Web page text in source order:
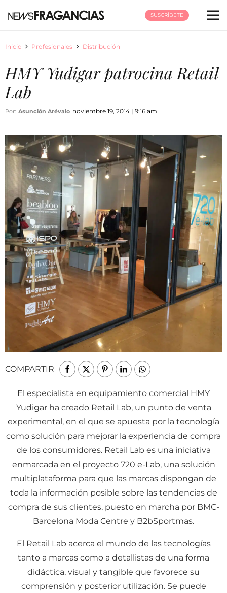
SUSCRÍBETE
Inicio Profesionales Distribución
HMY Yudigar patrocina Retail
Lab
Por: Asunción Arévalo noviembre 19, 2014 | 9:16 am
COMPARTIR
El especialista en equipamiento comercial HMY
Yudigar ha creado Retail Lab, un punto de venta
experimental, en el que se apuesta por la tecnología
como solución para mejorar la experiencia de compra
de los consumidores. Retail Lab es una iniciativa
enmarcada en el proyecto 720 e-Lab, una solución
multiplataforma para que las marcas dispongan de
toda la información posible sobre las tendencias de
compra de sus clientes, puesto en marcha por BMC-
Barcelona Moda Centre y B2bSportmas.
El Retail Lab acerca el mundo de las tecnologías
tanto a marcas como a detallistas de una forma
didáctica, visual y tangible que favorece su
comprensión y posterior utilización. Se puede